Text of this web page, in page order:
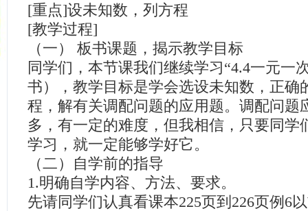
[重点]设未知数，列方程
[教学过程]
（一） 板书课题，揭示教学目标
同学们，本节课我们继续学习“4.4一元一
书），教学目标是学会选设未知数，正确
程，解有关调配问题的应用题。调配问题
多，有一定的难度，但我相信，只要同学
学习，就一定能够学好它。
（二）自学前的指导
1.明确自学内容、方法、要求。
先请同学们认真看课本225页到226页例6